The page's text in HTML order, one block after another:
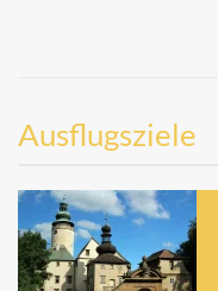
Ausflugsziele